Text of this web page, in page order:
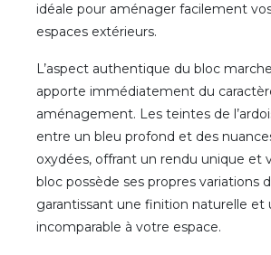
idéale pour aménager facilement
espaces extérieurs.
L’aspect authentique du bloc
apporte immédiatement du
aménagement. Les teintes de
entre un bleu profond et des
oxydées, offrant un rendu unique et
bloc possède ses propres variations
garantissant une finition naturelle et
incomparable à votre espace.